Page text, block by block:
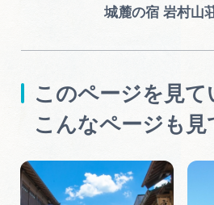
城麓の宿 岩村山
このページを見て
こんなページも見